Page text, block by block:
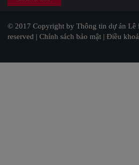
© 2017 Copyright by Thông tin dự án Lê
reserved | Chính sách bảo mật | Điều